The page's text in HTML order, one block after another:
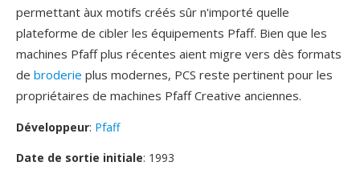
permettant àux motifs créés sûr n'importé quelle
plateforme de cibler les équipements Pfaff. Bien que les
machines Pfaff plus récentes aient migre vers dès formats
de broderie plus modernes, PCS reste pertinent pour les
propriétaires de machines Pfaff Creative anciennes.
Développeur: Pfaff
Date de sortie initiale: 1993